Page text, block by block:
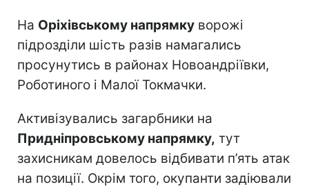
На Оріхівському напрямку ворожі
підрозділи шість разів намагались
просунутись в районах Новоандріївки,
Роботиного і Малої Токмачки.
Активізувались загарбники на
Придніпровському напрямку, тут
захисникам довелось відбивати п’ять атак
на позиції. Окрім того, окупанти задіювали